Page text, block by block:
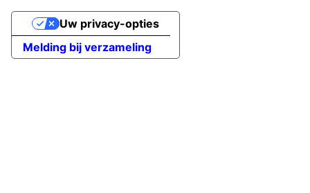
Melding bij verzameling
Uw privacy-opties